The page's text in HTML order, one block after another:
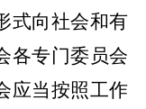
式向社会和有
各专门委员会
应当按照工作